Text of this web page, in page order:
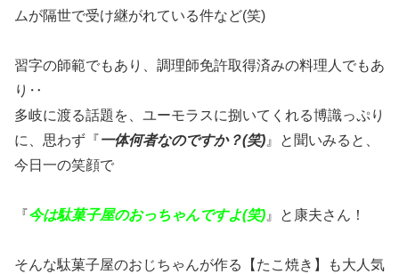
ムが隔世で受け継がれている件など(笑)
習字の師範でもあり、調理師免許取得済みの料理人でもあ
り‥
多岐に渡る話題を、ユーモラスに捌いてくれる博識っぷり
に、思わず『一体何者なのですか？(笑) 』と聞いみると、
今日一の笑顔で
『今は駄菓子屋のおっちゃんですよ(笑) 』と康夫さん！
そんな駄菓子屋のおじちゃんが作る【たこ焼き】も大人気